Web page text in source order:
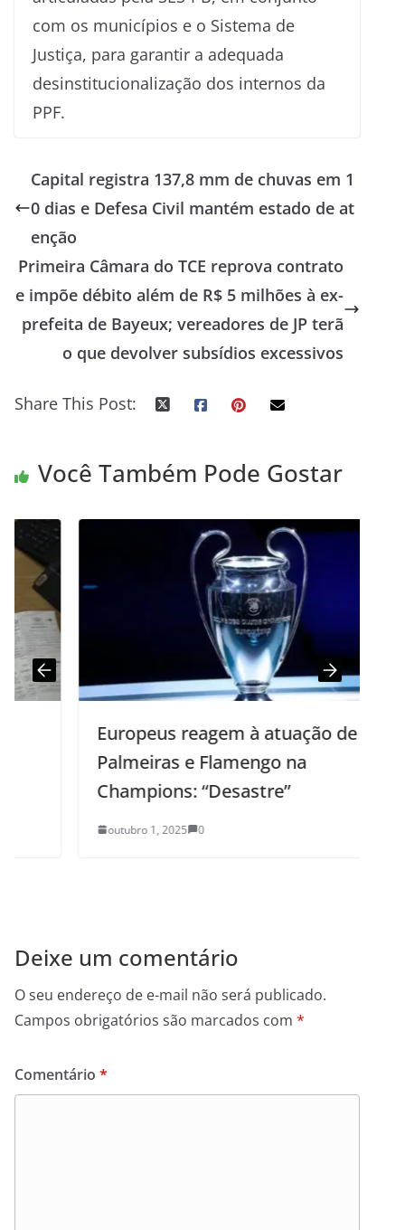
com os municípios e o Sistema de
Justiça, para garantir a adequada
desinstitucionalização dos internos da
PPF.
Capital registra 137,8 mm de chuvas em 1
0 dias e Defesa Civil mantém estado de at
enção
Primeira Câmara do TCE reprova contrato
e impõe débito além de R$ 5 milhões à ex-
prefeita de Bayeux; vereadores de JP terã
o que devolver subsídios excessivos
Share This Post:
Você Também Pode Gostar
Europeus reagem à atuação de ex-
Palmeiras e Flamengo na
Champions: “Desastre”
outubro 1, 2025 0
Deixe um comentário
O seu endereço de e-mail não será publicado.
Campos obrigatórios são marcados com *
Comentário *